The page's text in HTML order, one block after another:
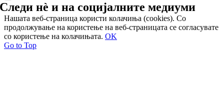
Следи нѐ и насоцијалните медиуми
Нашата веб-страница користи колачиња (cookies). Со
продолжување на користење на веб-страницата се согласувате
со користење на колачињата. OK
Go to Top